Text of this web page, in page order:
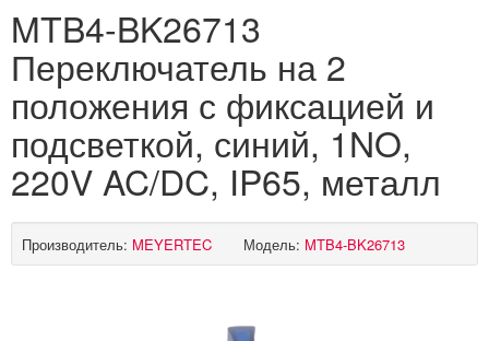
MTB4-BK26713
Переключатель на 2
положения с фиксацией и
подсветкой, синий, 1NO,
220V AC/DC, IP65, металл
Производитель: MEYERTEC Модель: MTB4-BK26713